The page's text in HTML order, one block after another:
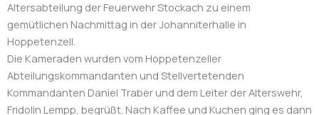
Altersabteilung der Feuerwehr Stockach zu einem
gemütlichen Nachmittag in der Johanniterhalle in
Hoppetenzell.
Die Kameraden wurden vom Hoppetenzeller
Abteilungskommandanten und Stellvertetenden
Kommandanten Daniel Traber und dem Leiter der Alterswehr,
Fridolin Lempp, begrüßt. Nach Kaffee und Kuchen ging es dann